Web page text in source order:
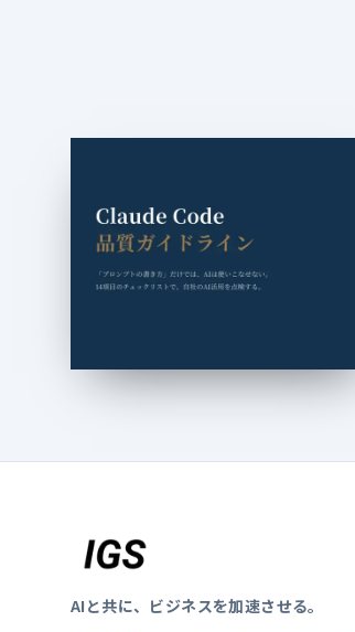
AIと共に、ビジネスを加速させる。